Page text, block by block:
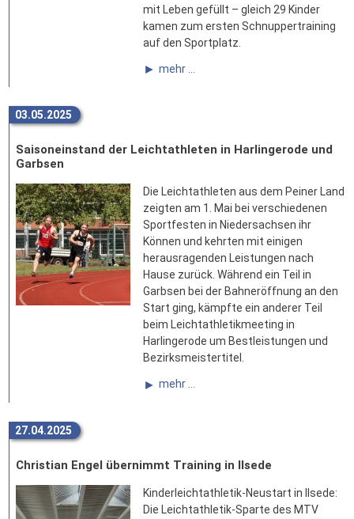
mit Leben gefüllt – gleich 29 Kinder
kamen zum ersten Schnuppertraining
auf den Sportplatz.
mehr ...
03.05.2025
Saisoneinstand der Leichtathleten in Harlingerode und
Garbsen
Die Leichtathleten aus dem Peiner Land
zeigten am 1. Mai bei verschiedenen
Sportfesten in Niedersachsen ihr
Können und kehrten mit einigen
herausragenden Leistungen nach
Hause zurück. Während ein Teil in
Garbsen bei der Bahneröffnung an den
Start ging, kämpfte ein anderer Teil
beim Leichtathletikmeeting in
Harlingerode um Bestleistungen und
Bezirksmeistertitel.
mehr ...
27.04.2025
Christian Engel übernimmt Training in Ilsede
Kinderleichtathletik-Neustart in Ilsede:
Die Leichtathletik-Sparte des MTV